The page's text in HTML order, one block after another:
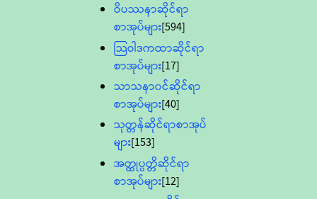
ဝိပဿနာဆိုင်ရာ
စာအုပ်များ[594]
သြဝါဒကထာဆိုင်ရာ
စာအုပ်များ[17]
သာသနာ၀င်ဆိုင်ရာ
စာအုပ်များ[40]
သုတ္တန်ဆိုင်ရာစာအုပ်
များ[153]
အတ္ထုပ္ပတ္တိဆိုင်ရာ
စာအုပ်များ[12]